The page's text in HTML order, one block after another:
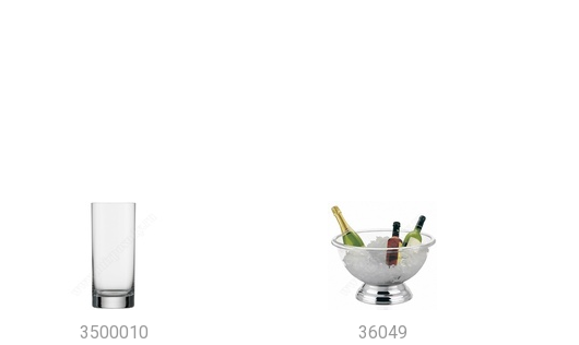
3500010
36049